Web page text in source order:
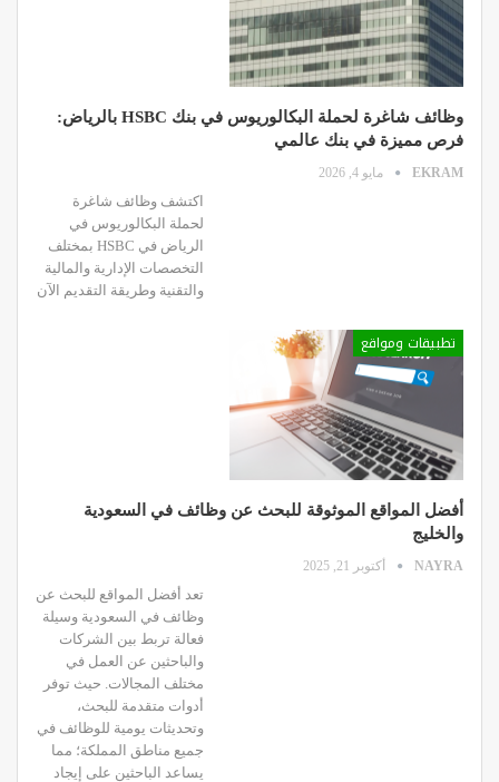
وظائف شاغرة لحملة البكالوريوس في بنك HSBC بالرياض:
فرص مميزة في بنك عالمي
EKRAM مايو 4, 2026
اكتشف وظائف شاغرة
لحملة البكالوريوس في
الرياض في HSBC بمختلف
التخصصات الإدارية والمالية
والتقنية وطريقة التقديم الآن
تطبيقات ومواقع
أفضل المواقع الموثوقة للبحث عن وظائف في السعودية
والخليج
NAYRA أكتوبر 21, 2025
تعد أفضل المواقع للبحث عن
وظائف في السعودية وسيلة
فعالة تربط بين الشركات
والباحثين عن العمل في
مختلف المجالات. حيث توفر
أدوات متقدمة للبحث،
وتحديثات يومية للوظائف في
جميع مناطق المملكة؛ مما
يساعد الباحثين على إيجاد